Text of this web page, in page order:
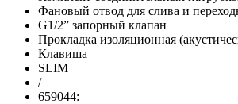
Фановый отвод для слива и
G1/2” запорный клапан
Прокладка изоляционная
Клавиша
SLIM
/
659044: